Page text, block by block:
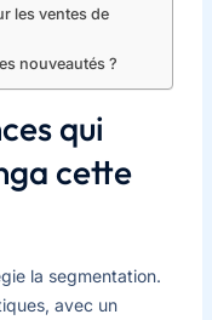
les ventes de
nouveautés ?
qui
cette
la segmentation.
avec un